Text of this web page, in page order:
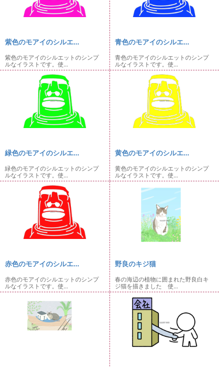
紫色のモアイのシルエ...
紫色のモアイのシルエットのシンプ
ルなイラストです。使...
青色のモアイのシルエ...
青色のモアイのシルエットのシンプ
ルなイラストです。使...
緑色のモアイのシルエ...
緑色のモアイのシルエットのシンプ
ルなイラストです。使...
黄色のモアイのシルエ...
黄色のモアイのシルエットのシンプ
ルなイラストです。使...
赤色のモアイのシルエ...
赤色のモアイのシルエットのシンプ
ルなイラストです。使...
野良のキジ猫
春の海辺の植物に囲まれた野良白キ
ジ猫を描きました 使...